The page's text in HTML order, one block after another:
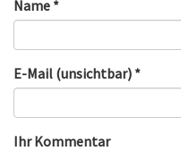
Name *
E-Mail (unsichtbar) *
Ihr Kommentar